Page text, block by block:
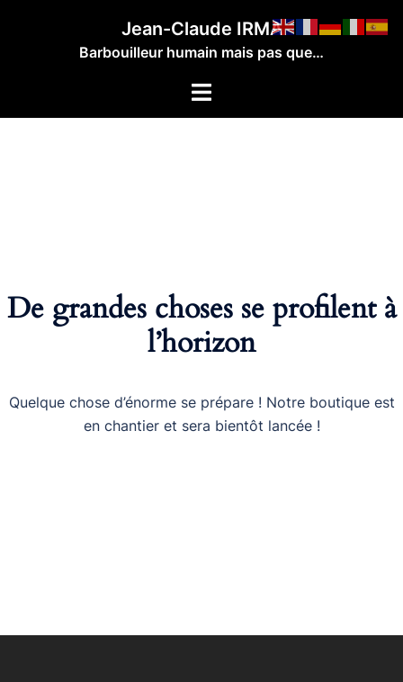
Jean-Claude IRMA
Barbouilleur humain mais pas que…
Ouvrir/fermer
De grandes choses se profilent à
l’horizon
Quelque chose d’énorme se prépare ! Notre boutique est
en chantier et sera bientôt lancée !